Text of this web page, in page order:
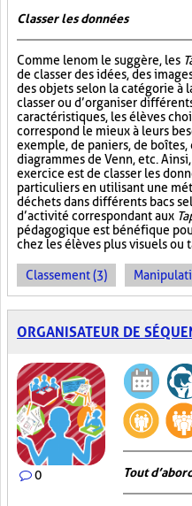
Classer les données
Comme le nom le suggère, les
de classer des idées, des
des objets selon la catégorie à
classer ou d’organiser
caractéristiques, les élèves
correspond le mieux à leurs
exemple, de paniers, de boîtes,
diagrammes de Venn, etc.
exercice est de classer les
particuliers en utilisant une
déchets dans différents bacs
d’activité correspondant aux
pédagogique est bénéfique
chez les élèves plus visuels ou
Classement (3)
ORGANISATEUR DE
0 Tout